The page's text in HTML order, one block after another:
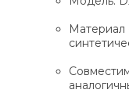
Материал